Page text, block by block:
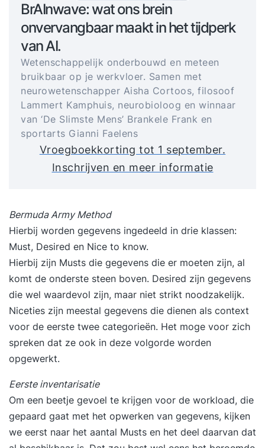
BrAInwave: wat ons brein
onvervangbaar maakt in het tijdperk
van AI.
Wetenschappelijk onderbouwd en meteen
bruikbaar op je werkvloer. Samen met
neurowetenschapper Aisha Cortoos, filosoof
Lammert Kamphuis, neurobioloog en winnaar
van ‘De Slimste Mens’ Brankele Frank en
sportarts Gianni Faelens
Vroegboekkorting tot 1 september.
Inschrijven en meer informatie
Bermuda Army Method
Hierbij worden gegevens ingedeeld in drie klassen:
Must, Desired en Nice to know.
Hierbij zijn Musts die gegevens die er moeten zijn, al
komt de onderste steen boven. Desired zijn gegevens
die wel waardevol zijn, maar niet strikt noodzakelijk.
Niceties zijn meestal gegevens die dienen als context
voor de eerste twee categorieën. Het moge voor zich
spreken dat ze ook in deze volgorde worden
opgewerkt.
Eerste inventarisatie
Om een beetje gevoel te krijgen voor de workload, die
gepaard gaat met het opwerken van gegevens, kijken
we eerst naar het aantal Musts en het deel daarvan dat